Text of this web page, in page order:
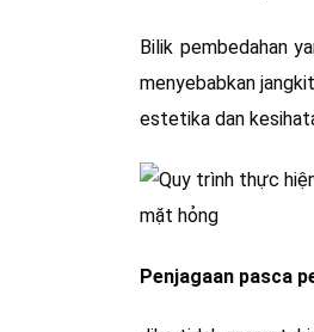
Bilik pembedahan
menyebabkan
estetika dan
Penjagaan pasca